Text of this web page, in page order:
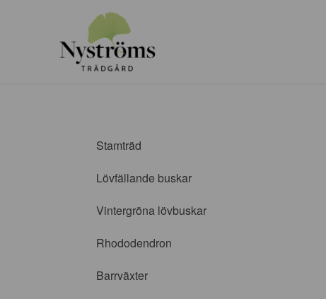
Stamträd
Lövfällande buskar
Vintergröna lövbuskar
Rhododendron
Barrväxter